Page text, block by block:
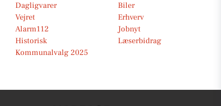
Dagligvarer
Biler
Vejret
Erhverv
Alarm112
Jobnyt
Historisk
Læserbidrag
Kommunalvalg 2025